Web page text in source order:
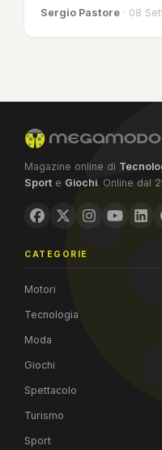
Sergio Pastore · 08
Magazine online di
Sport e Giochi. Online dal
CATEGORIE
Motori
Tecnologia
Moda
Giochi
Spettacolo
Turismo
Sport